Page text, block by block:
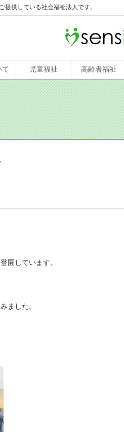
供している社会福祉法人です。
児童福祉 高齢者福祉
園しています。
ました。